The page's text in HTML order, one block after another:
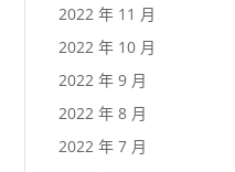
2022 年 11 月
2022 年 10 月
2022 年 9 月
2022 年 8 月
2022 年 7 月